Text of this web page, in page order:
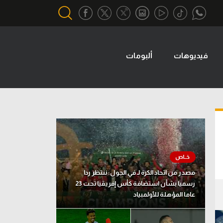
تحقيق في الجول
تقرير في الجول
تحليل في الجول
حكايات في الجول
كويز في الجول
فيديو في الجول
فيديوهات ألبومات
مصدر من اتحاد الكرة لـ في الجول: ننتظر ردا
رسميا بشأن استضافة كأس إفريقيا تحت 23
عاما المؤهلة للأولمبياد